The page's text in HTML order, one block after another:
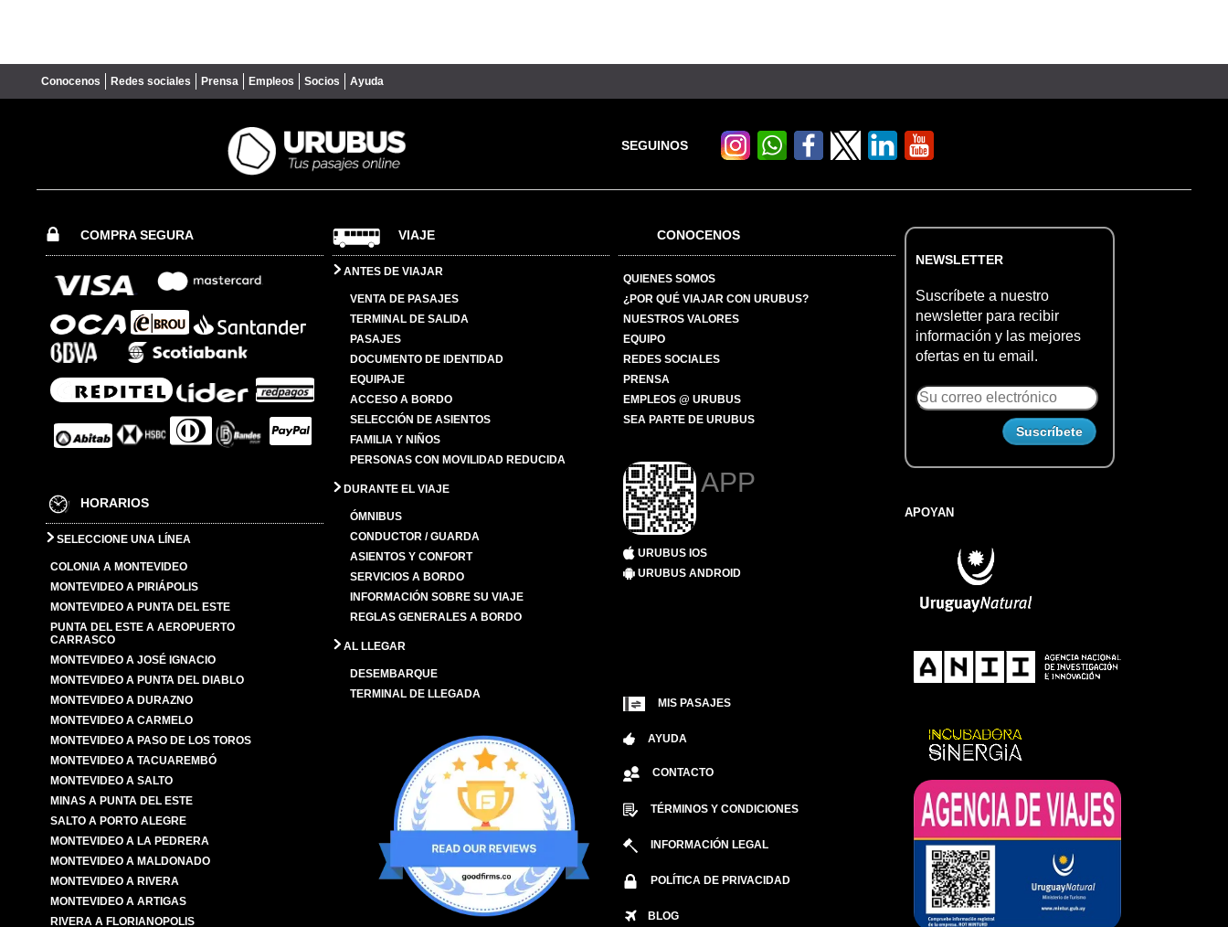
Conocenos Redes sociales Prensa Empleos Socios Ayuda
SEGUINOS
COMPRA SEGURA
HORARIOS
SELECCIONE UNA LÍNEA
COLONIA A MONTEVIDEO
MONTEVIDEO A PIRIÁPOLIS
MONTEVIDEO A PUNTA DEL ESTE
PUNTA DEL ESTE A AEROPUERTO
CARRASCO
MONTEVIDEO A JOSÉ IGNACIO
MONTEVIDEO A PUNTA DEL DIABLO
MONTEVIDEO A DURAZNO
MONTEVIDEO A CARMELO
MONTEVIDEO A PASO DE LOS TOROS
MONTEVIDEO A TACUAREMBÓ
MONTEVIDEO A SALTO
MINAS A PUNTA DEL ESTE
SALTO A PORTO ALEGRE
MONTEVIDEO A LA PEDRERA
MONTEVIDEO A MALDONADO
MONTEVIDEO A RIVERA
MONTEVIDEO A ARTIGAS
RIVERA A FLORIANOPOLIS
VIAJE
ANTES DE VIAJAR
VENTA DE PASAJES
TERMINAL DE SALIDA
PASAJES
DOCUMENTO DE IDENTIDAD
EQUIPAJE
ACCESO A BORDO
SELECCIÓN DE ASIENTOS
FAMILIA Y NIÑOS
PERSONAS CON MOVILIDAD REDUCIDA
DURANTE EL VIAJE
ÓMNIBUS
CONDUCTOR / GUARDA
ASIENTOS Y CONFORT
SERVICIOS A BORDO
INFORMACIÓN SOBRE SU VIAJE
REGLAS GENERALES A BORDO
AL LLEGAR
DESEMBARQUE
TERMINAL DE LLEGADA
CONOCENOS
QUIENES SOMOS
¿POR QUÉ VIAJAR CON URUBUS?
NUESTROS VALORES
EQUIPO
REDES SOCIALES
PRENSA
EMPLEOS @ URUBUS
SEA PARTE DE URUBUS
APP
URUBUS IOS
URUBUS ANDROID
MIS PASAJES
AYUDA
CONTACTO
TÉRMINOS Y CONDICIONES
INFORMACIÓN LEGAL
POLÍTICA DE PRIVACIDAD
BLOG
NEWSLETTER
Suscríbete a nuestro
newsletter para recibir
información y las mejores
ofertas en tu email.
APOYAN